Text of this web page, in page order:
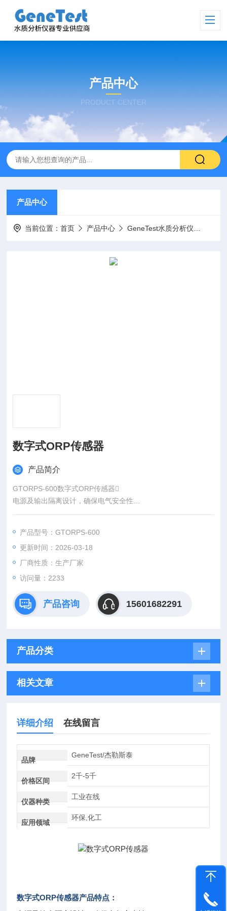
产品中心
PRODUCT CENTER
产品中心
当前位置：首页 产品中心 GeneTest水质分析仪
数字式ORP传感器
产品简介
GTORPS-600数字式ORP传感器
电源及输出隔离设计，确保电气安全性
电源及通讯芯片内建保护电路，抗干扰能力强
产品型号：GTORPS-600
更新时间：2026-03-18
厂商性质：生产厂家
访问量：2233
产品咨询 15601682291
产品分类
相关文章
详细介绍 在线留言
品牌
GeneTest/杰勒斯泰
价格区间
2千-5千
仪器种类
工业在线
应用领域
环保,化工
数字式ORP传感器产品特点：